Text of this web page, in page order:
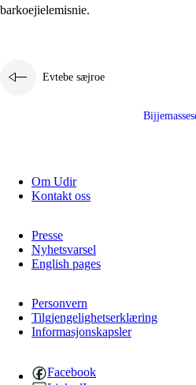
3.5 Profesjonsektievoete jïh
barkoejielemisnie.
Evtebe sæjroe
Om Udir
Kontakt oss
Presse
Nyhetsvarsel
English pages
Personvern
Tilgjengelighetserklæring
Informasjonskapsler
Facebook